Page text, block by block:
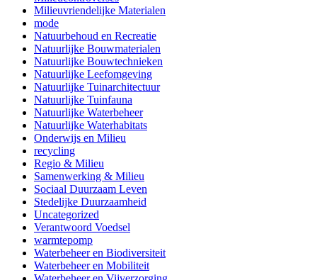
Milieuvriendelijke Materialen
mode
Natuurbehoud en Recreatie
Natuurlijke Bouwmaterialen
Natuurlijke Bouwtechnieken
Natuurlijke Leefomgeving
Natuurlijke Tuinarchitectuur
Natuurlijke Tuinfauna
Natuurlijke Waterbeheer
Natuurlijke Waterhabitats
Onderwijs en Milieu
recycling
Regio & Milieu
Samenwerking & Milieu
Sociaal Duurzaam Leven
Stedelijke Duurzaamheid
Uncategorized
Verantwoord Voedsel
warmtepomp
Waterbeheer en Biodiversiteit
Waterbeheer en Mobiliteit